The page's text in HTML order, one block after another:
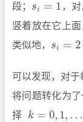
段； si = 1
si= 1 ，对
竖着放在它上
类似地， si = 2
si= 2
可以发现，对
将问题转化为
择 k = 0, 1, …
k=0, 1,…,n